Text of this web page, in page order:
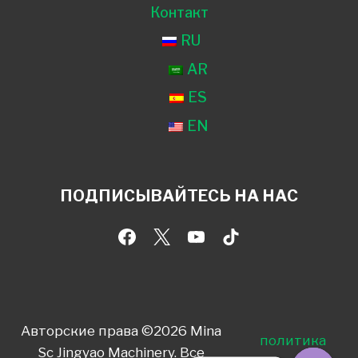
Контакт
RU
AR
ES
EN
ПОДПИСЫВАЙТЕСЬ НА НАС
Авторские права ©2026 Mina
Sc Jingyao Machinery. Все
политика